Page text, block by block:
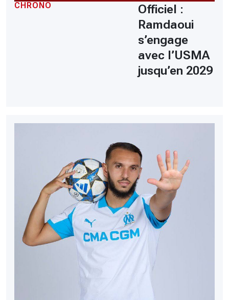
CHRONO
Officiel :
Ramdaoui
s’engage
avec l’USMA
jusqu’en 2029